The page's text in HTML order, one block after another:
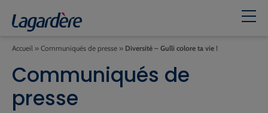
Accueil » Communiqués de presse » Diversité – Gulli colore ta vie !
Communiqués de
presse